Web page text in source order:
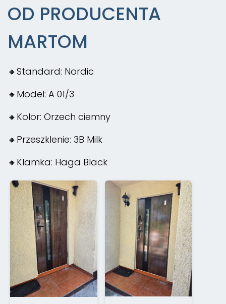
OD PRODUCENTA
MARTOM
🔸Standard: Nordic
🔸Model: A 01/3
🔸Kolor: Orzech ciemny
🔸Przeszklenie: 3B Milk
🔸Klamka: Haga Black